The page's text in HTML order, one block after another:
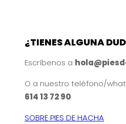
¿TIENES ALGUNA
Escríbenos a
O a nuestro teléfono/
614 13 72 90
SOBRE PIES DE HACHA